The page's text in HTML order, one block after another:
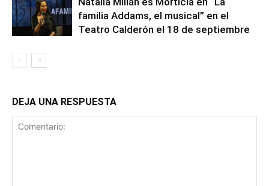
familia Addams, el musical” en el
Teatro Calderón el 18 de septiembre
DEJA UNA RESPUESTA